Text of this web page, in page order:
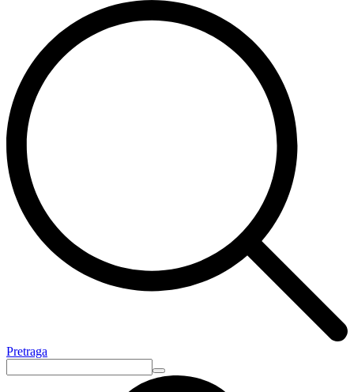
Pretraga